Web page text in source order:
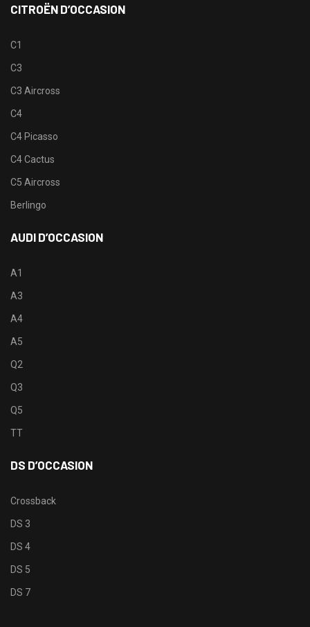
CITROËN D’OCCASION
C1
C3
C3 Aircross
C4
C4 Picasso
C4 Cactus
C5 Aircross
Berlingo
AUDI D’OCCASION
A1
A3
A4
A5
Q2
Q3
Q5
TT
DS D’OCCASION
Crossback
DS 3
DS 4
DS 5
DS 7